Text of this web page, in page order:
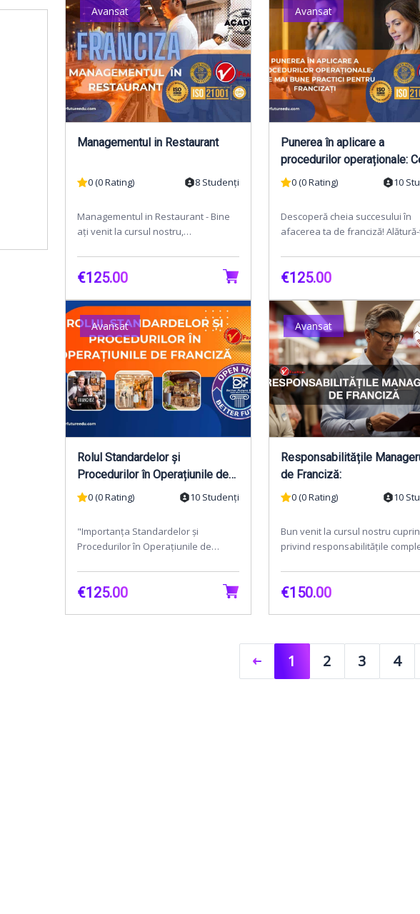
Avansat
Managementul in Restaurant
0 (0 Rating) 8 Studenți
Managementul in Restaurant - Bine
ați venit la cursul nostru,
Acest curs cuprinzător este...
€125.00
Avansat
Punerea în aplicare a
procedurilor operaționale:
mai bune practici pentru
0 (0 Rating) 10
Descoperă cheia succesului în
afacerea ta de franciză!
**"Punerea în a...
€125.00
Avansat
Rolul Standardelor și
Procedurilor în Operațiunile de
Franciză
0 (0 Rating) 10 Studenți
"Importanța Standardelor și
Procedurilor în Operațiunile de
ați venit la cursul compre...
€125.00
Avansat
Responsabilitățile
de Franciză:
0 (0 Rating) 10
Bun venit la cursul nostru
privind responsabilitățile
curs aprof...
€150.00
1 2 3 4